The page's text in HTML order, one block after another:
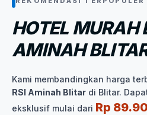
HOTEL MURAH
AMINAH
Kami membandingkan harga
RSI Aminah Blitar di Blitar.
eksklusif mulai dari Rp